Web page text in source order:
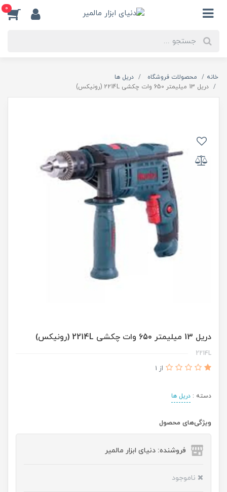
0
خانه محصولات فروشگاه
دریل ها
دریل 13 میلیمتر 650 وات چکشی 2214L (رونیکس)
دریل 13 میلیمتر 650 وات چکشی 2214L (رونیکس)
2214L
از 1
دسته : دریل ها
ویژگی‌های محصول
فروشنده: دنیای ابزار مالمیر
ناموجود